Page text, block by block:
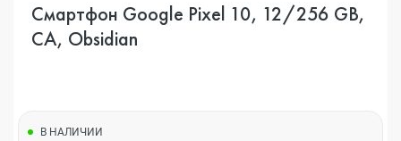
Смартфон Google Pixel 10, 12/256 GB,
CA, Obsidian
В НАЛИЧИИ